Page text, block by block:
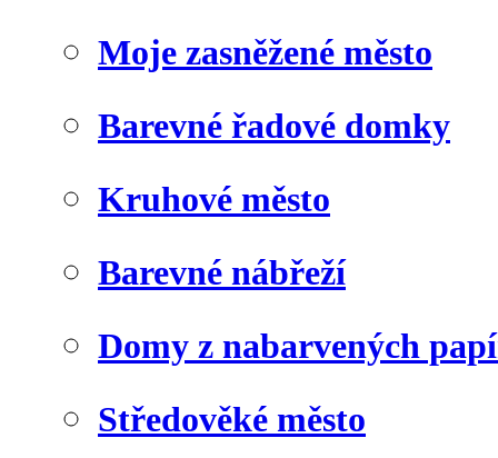
Moje zasněžené město
Barevné řadové domky
Kruhové město
Barevné nábřeží
Domy z nabarvených
Středověké město